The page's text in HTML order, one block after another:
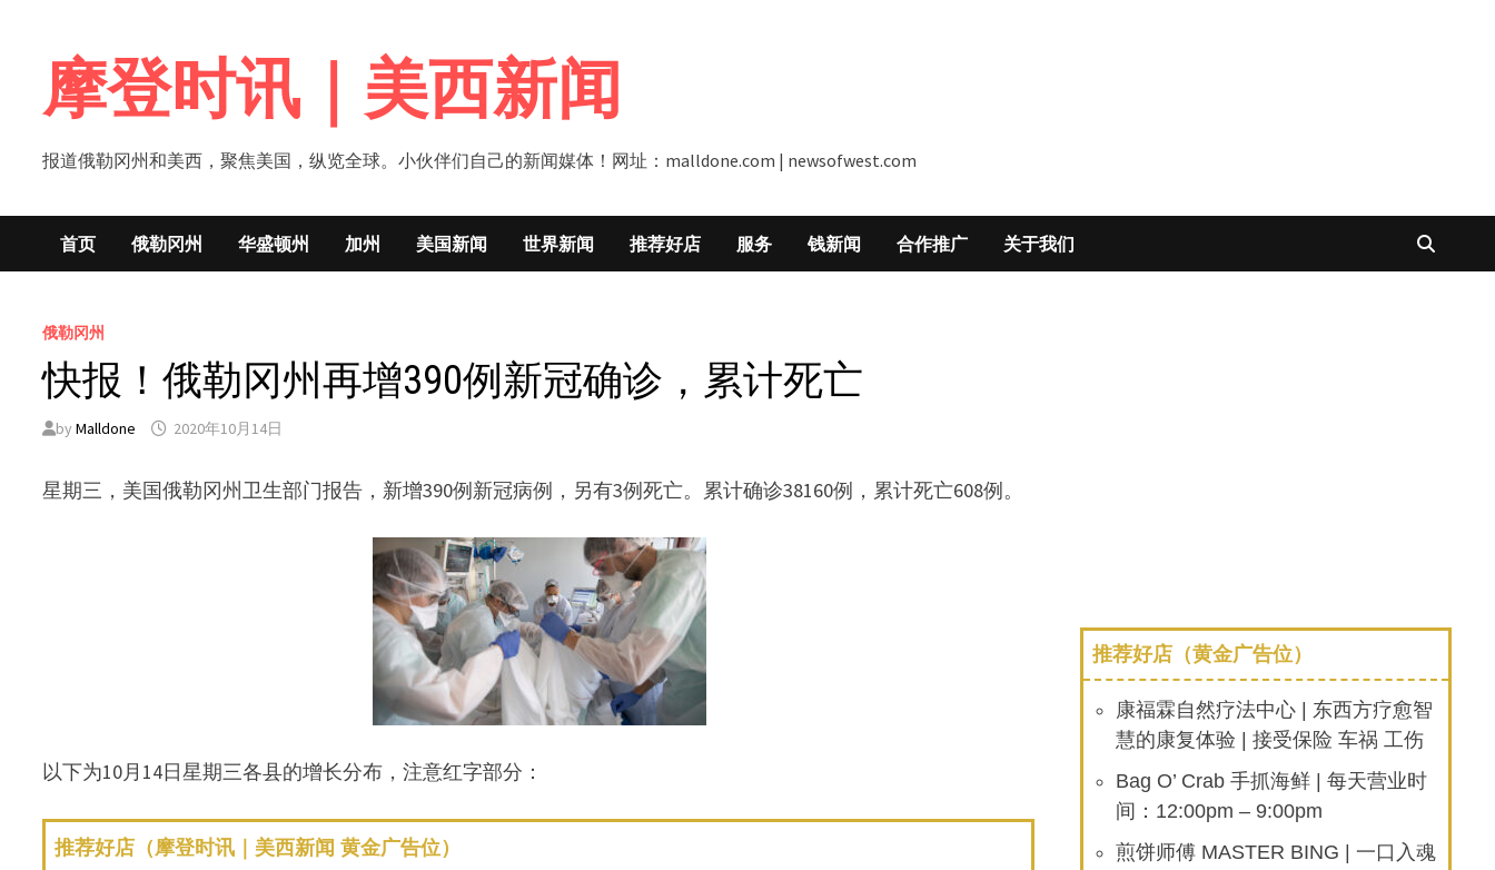
content摩登时讯｜美西新闻
报道俄勒冈州和美西，聚焦美国，纵览全球。小伙伴们自己的新闻媒体！网址：malldone.com | newsofwest.com
首页 俄勒冈州 华盛顿州 加州 美国新闻 世界新闻 推荐好店 服务 钱新闻 合作推广 关于我们
俄勒冈州
快报！俄勒冈州再增390例新冠确诊，累计死亡
byMalldone 2020年10月14日
星期三，美国俄勒冈州卫生部门报告，新增390例新冠病例，另有3例死亡。累计确诊38160例，累计死亡608例。
以下为10月14日星期三各县的增长分布，注意红字部分：
推荐好店（摩登时讯｜美西新闻 黄金广告位）
推荐好店（黄金广告位）
康福霖自然疗法中心 | 东西方疗愈智
慧的康复体验 | 接受保险 车祸 工伤
Bag O’ Crab 手抓海鲜 | 每天营业时
间：12:00pm – 9:00pm
煎饼师傅 MASTER BING | 一口入魂